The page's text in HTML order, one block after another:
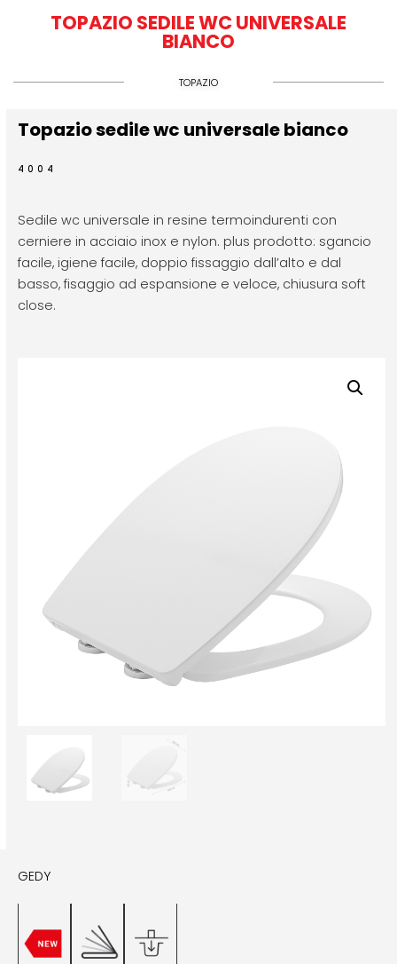
TOPAZIO SEDILE WC UNIVERSALE
BIANCO
TOPAZIO
Topazio sedile wc universale bianco
4004
Sedile wc universale in resine termoindurenti con
cerniere in acciaio inox e nylon. plus prodotto: sgancio
facile, igiene facile, doppio fissaggio dall’alto e dal
basso, fisaggio ad espansione e veloce, chiusura soft
close.
GEDY